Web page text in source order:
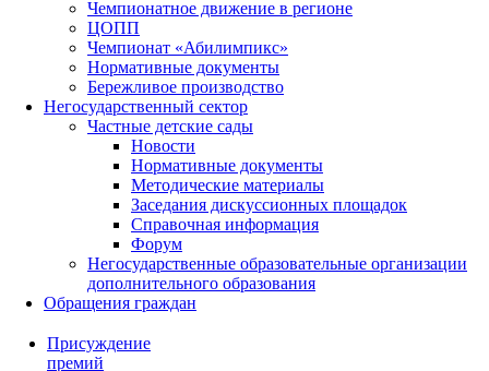
Чемпионатное движение в регионе
ЦОПП
Чемпионат «Абилимпикс»
Нормативные документы
Бережливое производство
Негосударственный сектор
Частные детские сады
Новости
Нормативные документы
Методические материалы
Заседания дискуссионных площадок
Справочная информация
Форум
Негосударственные образовательные организации
дополнительного образования
Обращения граждан
Присуждение
премий